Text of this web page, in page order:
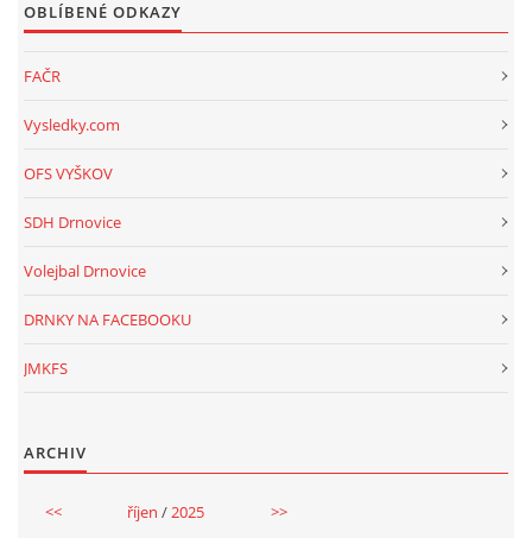
OBLÍBENÉ ODKAZY
FAČR
Vysledky.com
OFS VYŠKOV
SDH Drnovice
Volejbal Drnovice
DRNKY NA FACEBOOKU
JMKFS
ARCHIV
<< říjen /2025 >>